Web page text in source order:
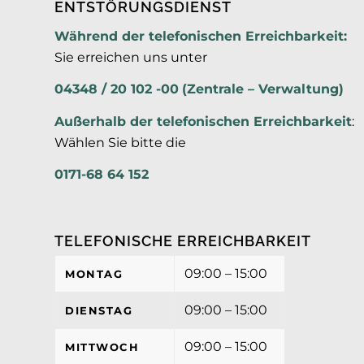
ENTSTÖRUNGSDIENST
Während der telefonischen Erreichbarkeit:
Sie erreichen uns unter
04348 / 20 102 -00 (Zentrale – Verwaltung)
Außerhalb der telefonischen Erreichbarkeit:
Wählen Sie bitte die
0171-68 64 152
TELEFONISCHE ERREICHBARKEIT
MONTAG 09:00 – 15:00
DIENSTAG 09:00 – 15:00
MITTWOCH 09:00 – 15:00